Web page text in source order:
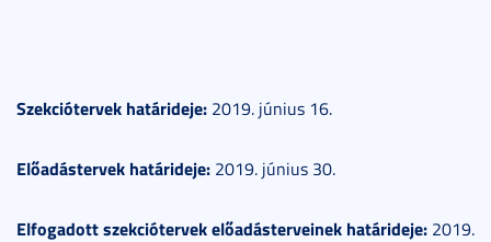
Szekciótervek határideje: 2019. június 16.
Előadástervek határideje: 2019. június 30.
Elfogadott szekciótervek előadásterveinek határideje: 2019.